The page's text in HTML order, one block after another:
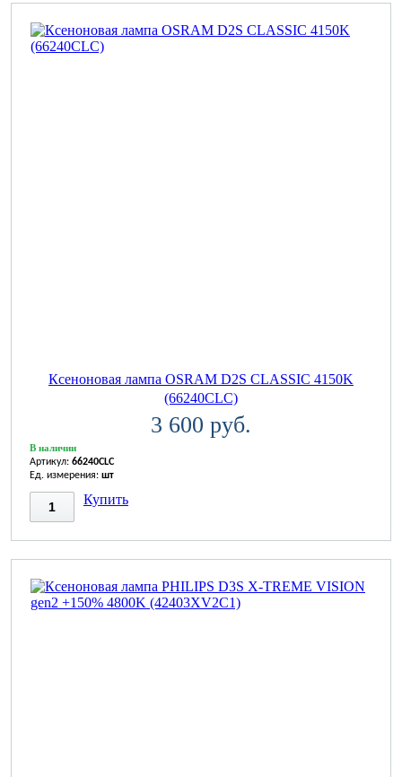
Ксеноновая лампа OSRAM D2S CLASSIC 4150K
(66240CLC)
3 600 руб.
В наличии
Артикул: 66240CLC
Ед. измерения: шт
Купить